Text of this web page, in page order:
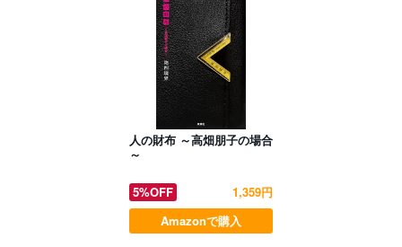
人の財布 ～高畑朋子の場合
～
5%OFF
1,359円
Amazonで購入